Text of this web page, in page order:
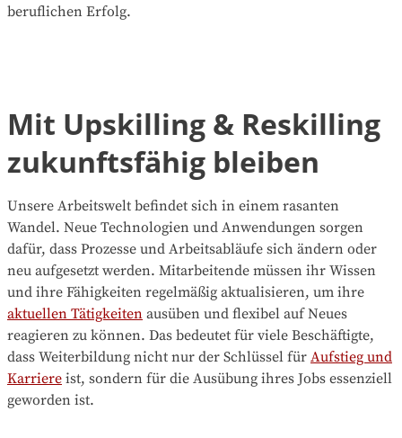
beruflichen Erfolg.
Mit Upskilling & Reskilling
zukunftsfähig bleiben
Unsere Arbeitswelt befindet sich in einem rasanten
Wandel. Neue Technologien und Anwendungen sorgen
dafür, dass Prozesse und Arbeitsabläufe sich ändern oder
neu aufgesetzt werden. Mitarbeitende müssen ihr Wissen
und ihre Fähigkeiten regelmäßig aktualisieren, um ihre
aktuellen Tätigkeiten ausüben und flexibel auf Neues
reagieren zu können. Das bedeutet für viele Beschäftigte,
dass Weiterbildung nicht nur der Schlüssel für Aufstieg und
Karriere ist, sondern für die Ausübung ihres Jobs essenziell
geworden ist.